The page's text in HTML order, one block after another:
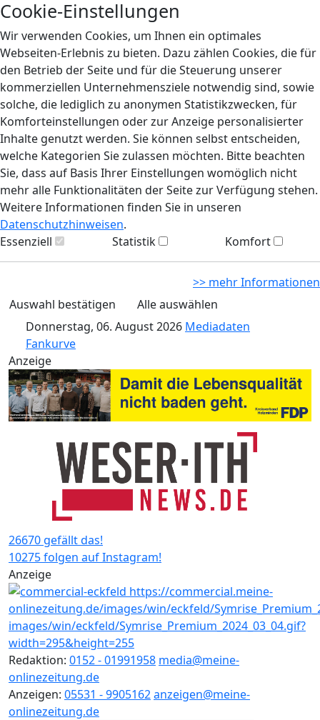
Cookie-Einstellungen
Wir verwenden Cookies, um Ihnen ein optimales
Webseiten-Erlebnis zu bieten. Dazu zählen Cookies, die für
den Betrieb der Seite und für die Steuerung unserer
kommerziellen Unternehmensziele notwendig sind, sowie
solche, die lediglich zu anonymen Statistikzwecken, für
Komforteinstellungen oder zur Anzeige personalisierter
Inhalte genutzt werden. Sie können selbst entscheiden,
welche Kategorien Sie zulassen möchten. Bitte beachten
Sie, dass auf Basis Ihrer Einstellungen womöglich nicht
mehr alle Funktionalitäten der Seite zur Verfügung stehen.
Weitere Informationen finden Sie in unseren
Datenschutzhinweisen.
Essenziell
Statistik Komfort
>> mehr Informationen
Auswahl bestätigen
Alle auswählen
Donnerstag, 06. August 2026 Mediadaten
Fankurve
Anzeige
26670 gefällt das!
10275 folgen auf Instagram!
Anzeige
Redaktion: 0152 - 01991958 media@meine-
onlinezeitung.de
Anzeigen: 05531 - 9905162anzeigen@meine-
onlinezeitung.de